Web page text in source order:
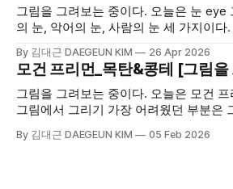
그림을 그려보는 중이다. 오늘은 눈 eye
의 눈, 악어의 눈, 사람의 눈 세 가지이다
By 김대근 DAEGEUN KIM 26 Apr 2026
모건 프리먼_목탄&콩테 [그림을
그림을 그려보는 중이다. 오늘은 모건 프
그림에서 그리기 가장 어려웠던 부분은
By 김대근 DAEGEUN KIM 05 Feb 2026